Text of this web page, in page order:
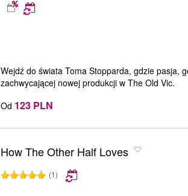
Wejdź do świata Toma Stopparda, gdzie pasja,
zachwycającej nowej produkcji w The Old Vic.
Od 123 PLN
How The Other Half Loves
(1)